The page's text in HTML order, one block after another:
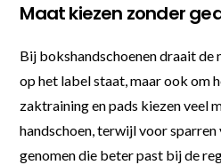
Maat kiezen zonder
Bij bokshandschoenen draait de
op het label staat, maar ook om
zaktraining en pads kiezen veel
handschoen, terwijl voor
genomen die beter past bij de